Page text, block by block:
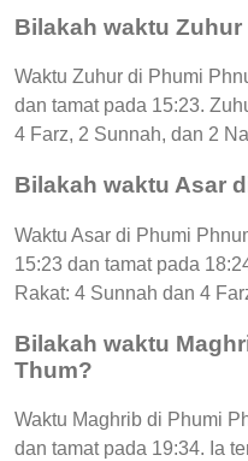
Bilakah waktu
Waktu Zuhur di Phumi
dan tamat pada 15:23.
4 Farz, 2 Sunnah, dan 2
Bilakah waktu Asar
Waktu Asar di Phumi
15:23 dan tamat pada
Rakat: 4 Sunnah dan 4
Bilakah waktu
Thum?
Waktu Maghrib di Phumi
dan tamat pada 19:34. Ia